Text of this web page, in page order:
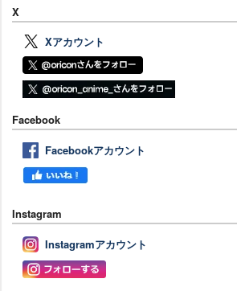
X
Xアカウント
Facebook
Facebookアカウント
Instagram
Instagramアカウント